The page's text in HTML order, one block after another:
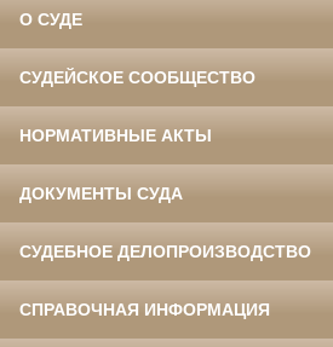
О СУДЕ
СУДЕЙСКОЕ СООБЩЕСТВО
НОРМАТИВНЫЕ АКТЫ
ДОКУМЕНТЫ СУДА
СУДЕБНОЕ ДЕЛОПРОИЗВОДСТВО
СПРАВОЧНАЯ ИНФОРМАЦИЯ